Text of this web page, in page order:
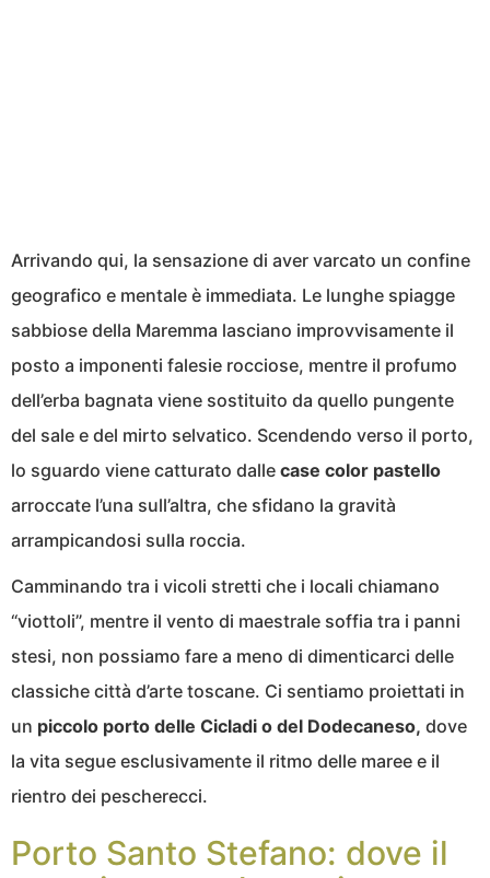
Arrivando qui, la sensazione di aver varcato un confine
geografico e mentale è immediata. Le lunghe spiagge
sabbiose della Maremma lasciano improvvisamente il
posto a imponenti falesie rocciose, mentre il profumo
dell’erba bagnata viene sostituito da quello pungente
del sale e del mirto selvatico. Scendendo verso il porto,
lo sguardo viene catturato dalle case color pastello
arroccate l’una sull’altra, che sfidano la gravità
arrampicandosi sulla roccia.
Camminando tra i vicoli stretti che i locali chiamano
“viottoli”, mentre il vento di maestrale soffia tra i panni
stesi, non possiamo fare a meno di dimenticarci delle
classiche città d’arte toscane. Ci sentiamo proiettati in
un piccolo porto delle Cicladi o del Dodecaneso, dove
la vita segue esclusivamente il ritmo delle maree e il
rientro dei pescherecci.
Porto Santo Stefano: dove il